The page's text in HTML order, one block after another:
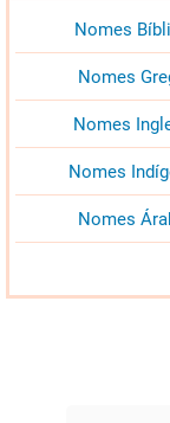
Nomes
Nomes
Nomes
Nomes
Nomes